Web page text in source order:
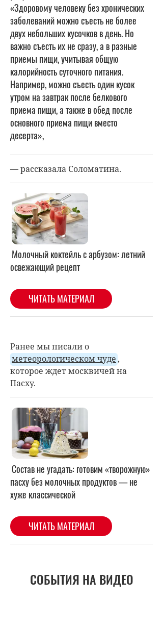
«Здоровому человеку без хронических
заболеваний можно съесть не более
двух небольших кусочков в день. Но
важно съесть их не сразу, а в разные
приемы пищи, учитывая общую
калорийность суточного питания.
Например, можно съесть один кусок
утром на завтрак после белкового
приема пищи, а также в обед после
основного приема пищи вместо
десерта»,
— рассказала Соломатина.
Ранее мы писали о
метеорологическом чуде ,
которое ждет москвичей на
Пасху.
Состав не угадать: готовим «творожную»
пасху без молочных продуктов — не
хуже классической
ЧИТАТЬ МАТЕРИАЛ
СОБЫТИЯ НА ВИДЕО